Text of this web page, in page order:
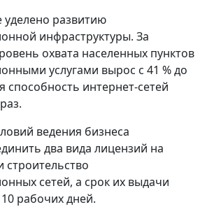
развитию
инфраструктуры. За
охвата населенных пунктов
услугами вырос с 41 % до
способность интернет-сетей
ведения бизнеса
два вида лицензий на
строительство
сетей, а срок их выдачи
рабочих дней.